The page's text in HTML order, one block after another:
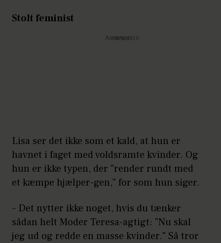
Stolt feminist
Annonce
Lisa ser det ikke som et kald, at hun er
havnet i faget med voldsramte kvinder. Og
hun er ikke typen, der "render rundt med
et kæmpe hjælper-gen," for som hun siger.
– Det nytter ikke noget, hvis du tænker
sådan helt Moder Teresa-agtigt: "Nu skal
jeg ud og redde en masse kvinder." Så tror